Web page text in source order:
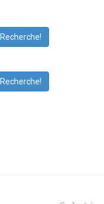
Recherche!
Recherche!